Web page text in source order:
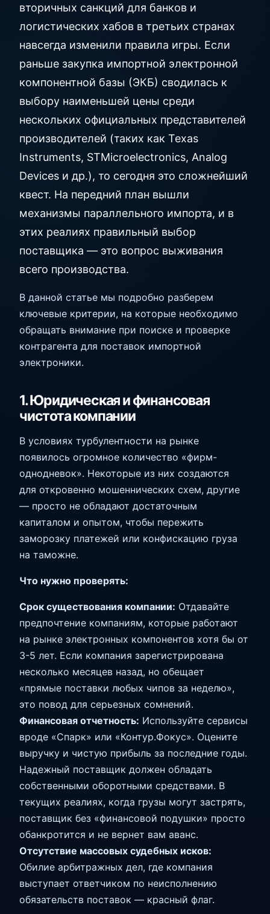
вторичных санкций для банков и
логистических хабов в третьих странах
навсегда изменили правила игры. Если
раньше закупка импортной электронной
компонентной базы (ЭКБ) сводилась к
выбору наименьшей цены среди
нескольких официальных представителей
производителей (таких как Texas
Instruments, STMicroelectronics, Analog
Devices и др.), то сегодня это сложнейший
квест. На передний план вышли
механизмы параллельного импорта, и в
этих реалиях правильный выбор
поставщика — это вопрос выживания
всего производства.
В данной статье мы подробно разберем
ключевые критерии, на которые необходимо
обращать внимание при поиске и проверке
контрагента для поставок импортной
электроники.
1. Юридическая и финансовая
чистота компании
В условиях турбулентности на рынке
появилось огромное количество «фирм-
однодневок». Некоторые из них создаются
для откровенно мошеннических схем, другие
— просто не обладают достаточным
капиталом и опытом, чтобы пережить
заморозку платежей или конфискацию груза
на таможне.
Что нужно проверять:
Срок существования компании: Отдавайте
предпочтение компаниям, которые работают
на рынке электронных компонентов хотя бы от
3-5 лет. Если компания зарегистрирована
несколько месяцев назад, но обещает
«прямые поставки любых чипов за неделю»,
это повод для серьезных сомнений.
Финансовая отчетность: Используйте сервисы
вроде «Спарк» или «Контур.Фокус». Оцените
выручку и чистую прибыль за последние годы.
Надежный поставщик должен обладать
собственными оборотными средствами. В
текущих реалиях, когда грузы могут застрять,
поставщик без «финансовой подушки» просто
обанкротится и не вернет вам аванс.
Отсутствие массовых судебных исков:
Обилие арбитражных дел, где компания
выступает ответчиком по неисполнению
обязательств поставок — красный флаг.